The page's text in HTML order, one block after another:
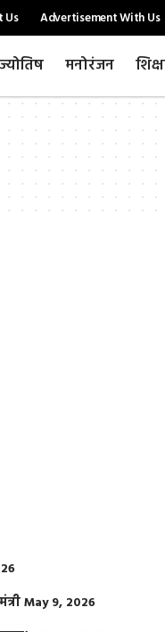
Us Advertisement With Us
ज्योतिष मनोरंजन
May 9, 2026